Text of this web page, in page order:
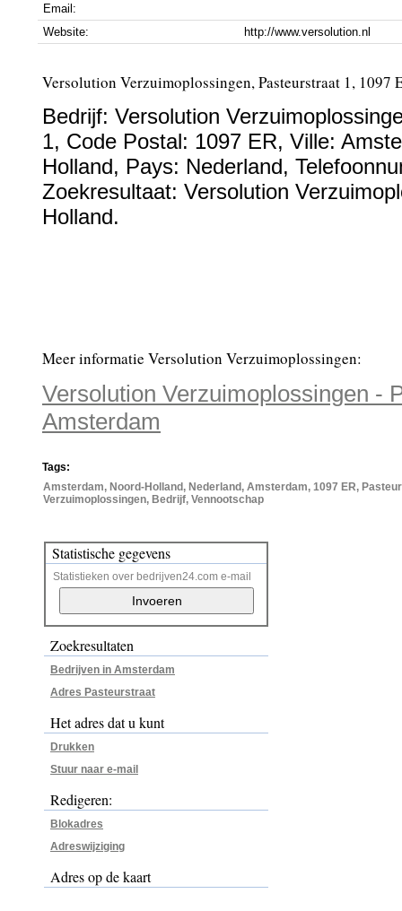
Email:
Website:
http://www.versolution.nl
Versolution Verzuimoplossingen, Pasteurstraat 1, 1097
Bedrijf: Versolution
1, Code Postal: 1097 ER, Ville:
Holland, Pays: Nederland,
Zoekresultaat: Versolution
Holland.
Meer informatie Versolution Verzuimoplossingen:
Versolution Verzuimoplossingen -
Amsterdam
Tags:
Amsterdam, Noord-Holland, Nederland, Amsterdam, 1097 ER,
Verzuimoplossingen, Bedrijf, Vennootschap
Statistische gegevens
Statistieken over bedrijven24.com e-mail
Zoekresultaten
Bedrijven in Amsterdam
Adres Pasteurstraat
Het adres dat u kunt
Drukken
Stuur naar e-mail
Redigeren:
Blokadres
Adreswijziging
Adres op de kaart